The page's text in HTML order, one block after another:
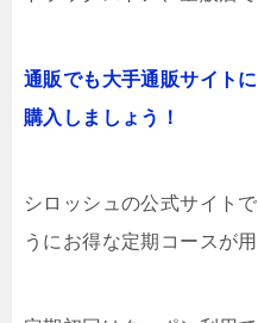
通販でも大手通販サイト
購入しましょう！
シロッシュの公式サイト
うにお得な定期コースが